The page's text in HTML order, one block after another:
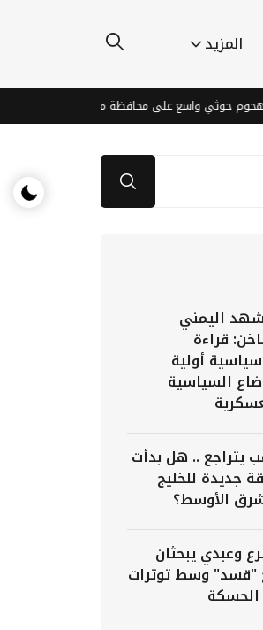
المزيد
واسع على محافظة مارب
اليمني
قراءة
أولية
السياسية
يتراجع .. هل بدأت
جديدة للخليج
الأوسط؟
وعبدي يبحثان
"قسد" وسط توترات